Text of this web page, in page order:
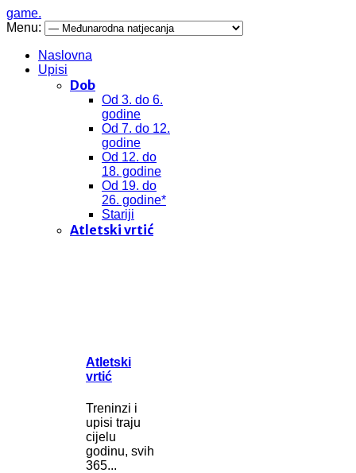
game.
Menu:
Naslovna
Upisi
Dob
Od 3. do 6.
godine
Od 7. do 12.
godine
Od 12. do
18. godine
Od 19. do
26. godine*
Stariji
Atletski vrtić
Atletski
vrtić
Treninzi i
upisi traju
cijelu
godinu, svih
365...